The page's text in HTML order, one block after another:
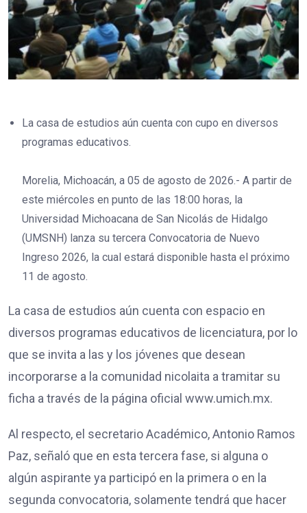
La casa de estudios aún cuenta con cupo en diversos
programas educativos.
Morelia, Michoacán, a 05 de agosto de 2026.- A partir de
este miércoles en punto de las 18:00 horas, la
Universidad Michoacana de San Nicolás de Hidalgo
(UMSNH) lanza su tercera Convocatoria de Nuevo
Ingreso 2026, la cual estará disponible hasta el próximo
11 de agosto.
La casa de estudios aún cuenta con espacio en
diversos programas educativos de licenciatura, por lo
que se invita a las y los jóvenes que desean
incorporarse a la comunidad nicolaita a tramitar su
ficha a través de la página oficial www.umich.mx.
Al respecto, el secretario Académico, Antonio Ramos
Paz, señaló que en esta tercera fase, si alguna o
algún aspirante ya participó en la primera o en la
segunda convocatoria, solamente tendrá que hacer